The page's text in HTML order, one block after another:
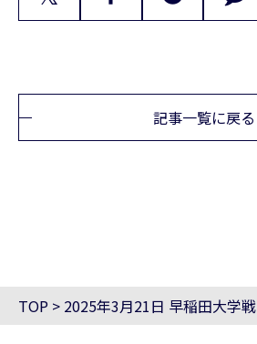
記事一覧に戻る
TOP > 2025年3月21日 早稲田大学戦